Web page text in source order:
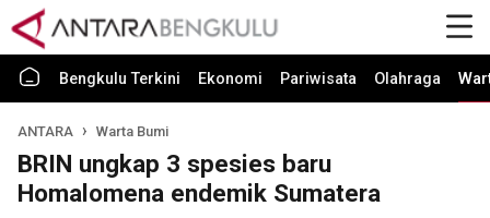
Bengkulu Terkini Ekonomi Pariwisata Olahraga
ANTARA Warta Bumi
BRIN ungkap 3 spesies baru
Homalomena endemik Sumatera